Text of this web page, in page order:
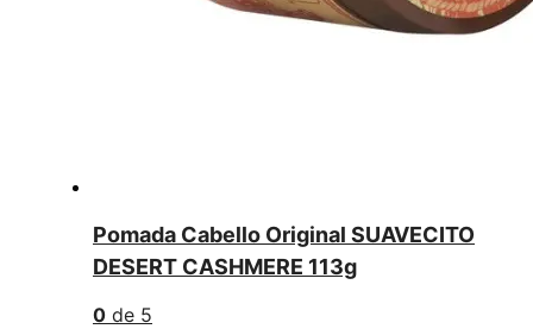
Pomada Cabello Original SUAVECITO
DESERT CASHMERE 113g
0 de 5